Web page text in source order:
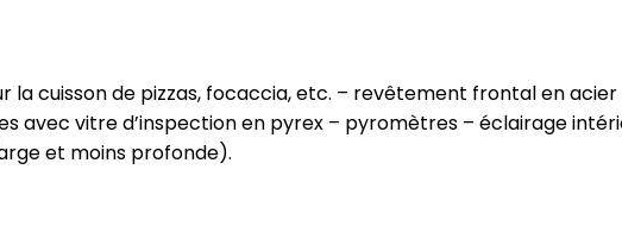
la cuisson de pizzas, focaccia, etc. – revêtement frontal en
avec vitre d’inspection en pyrex – pyromètres – éclairage
et moins profonde).